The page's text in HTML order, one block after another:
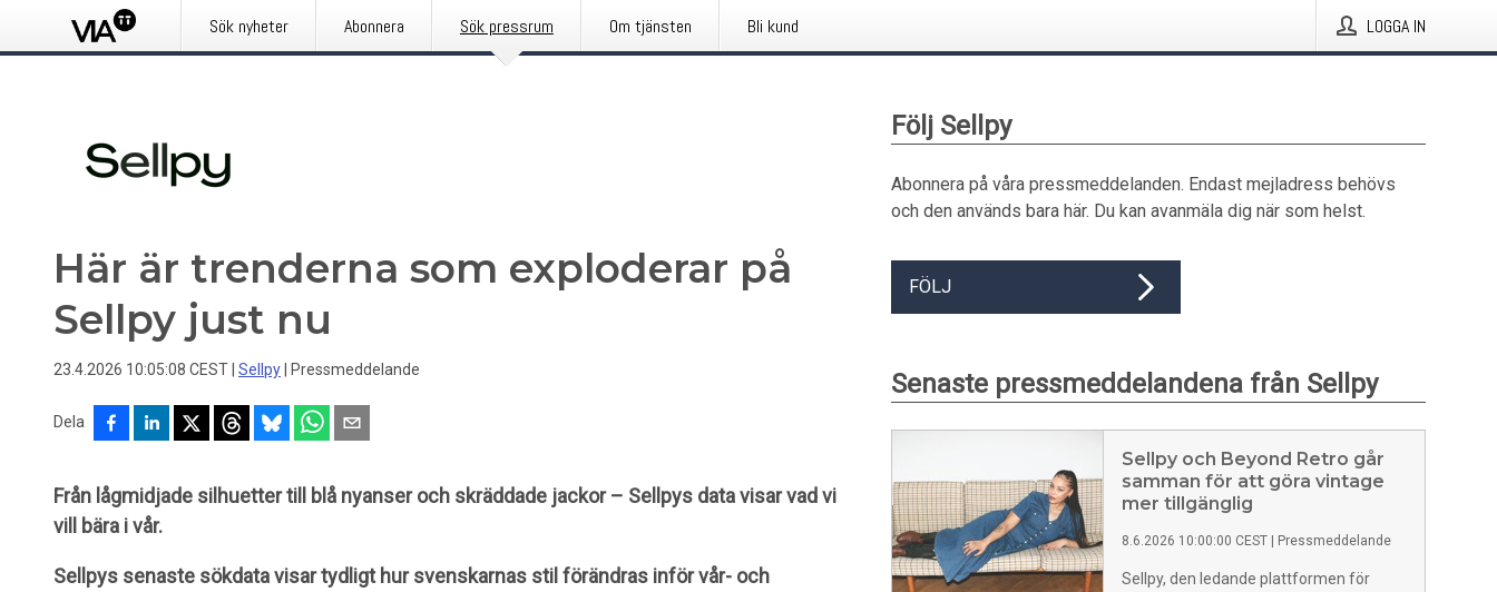
Sök nyheter Abonnera Sök pressrum Om tjänsten Bli kund LOGGA IN
Här är trenderna som exploderar på
Sellpy just nu
23.4.2026 10:05:08 CEST Sellpy Pressmeddelande
Dela
Från lågmidjade silhuetter till blå nyanser och skräddade jackor – Sellpys data visar vad vi
vill bära i vår.
Sellpys senaste sökdata visar tydligt hur svenskarnas stil förändras inför vår- och
Följ Sellpy
Abonnera på våra pressmeddelanden. Endast mejladress behövs
och den används bara här. Du kan avanmäla dig när som helst.
FÖLJ
Senaste pressmeddelandena från Sellpy
Sellpy och Beyond Retro går
samman för att göra vintage
mer tillgänglig
8.6.2026 10:00:00 CEST Pressmeddelande
Sellpy, den ledande plattformen för